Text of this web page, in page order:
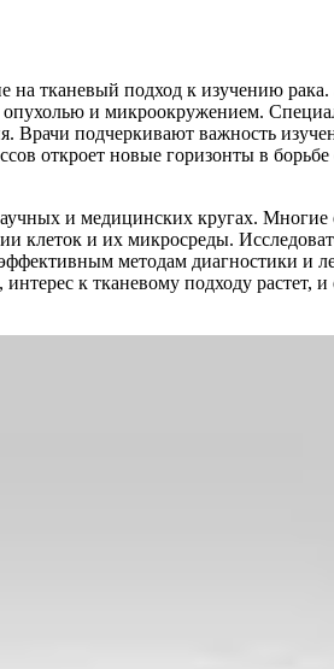
тканевый подход к изучению
и микроокружением.
подчеркивают важность
откроет новые горизонты в
и медицинских кругах. Многие
клеток и их микросреды.
методам диагностики и
к тканевому подходу